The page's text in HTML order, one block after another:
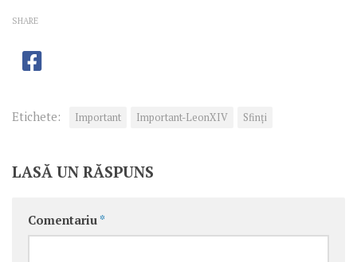
SHARE
Etichete: Important Important-LeonXIV Sfinţi
LASĂ UN RĂSPUNS
Comentariu *